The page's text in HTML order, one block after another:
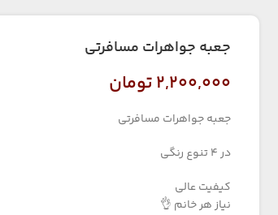
جعبه جواهرات مسافرتی
۲,۲۰۰,۰۰۰تومان
جعبه جواهرات مسافرتی
در ۴ تنوع رنگی
کیفیت عالی
نیاز هر خانم 👌